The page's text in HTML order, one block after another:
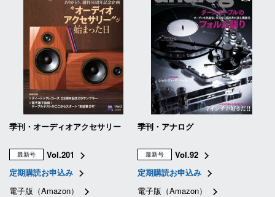
季刊・オーディオアクセサリー
最新号
Vol.201
定期購読お申込み
電子版（Amazon）
季刊・アナログ
最新号
Vol.92
定期購読お申込み
電子版（Amazon）